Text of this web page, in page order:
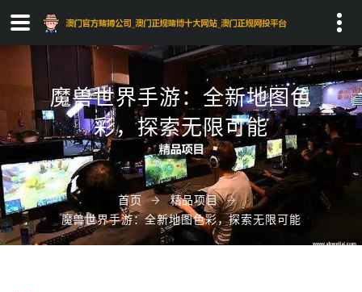
Search...
魔兽世界手游：全新地图色
彩，探索无限可能
首页
精品项目
魔兽世界手游：全新地图色彩，探索无限可能